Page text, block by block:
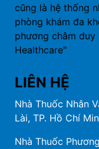
cũng là hệ thống
phòng khám đa
phương châm
Healthcare"
LIÊN HỆ
Nhà Thuốc Nhân
Lài, TP. Hồ Chí
Nhà Thuốc